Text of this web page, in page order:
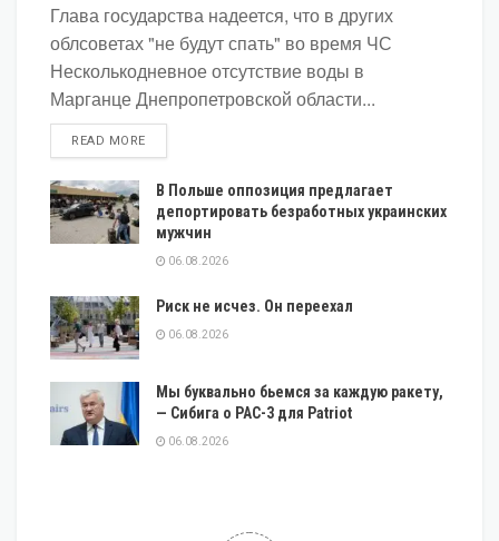
Глава государства надеется, что в других
облсоветах "не будут спать" во время ЧС
Несколькодневное отсутствие воды в
Марганце Днепропетровской области...
READ MOREDETAILS
В Польше оппозиция предлагает
депортировать безработных украинских
мужчин
06.08.2026
Риск не исчез. Он переехал
06.08.2026
Мы буквально бьемся за каждую ракету,
— Сибига о PAC-3 для Patriot
06.08.2026